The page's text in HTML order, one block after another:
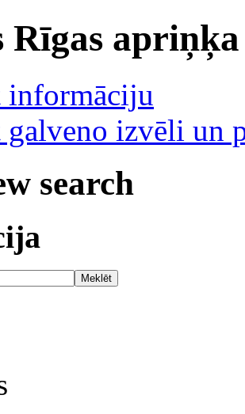
Rīgas
informāciju
galveno izvēli un
search
Meklēt